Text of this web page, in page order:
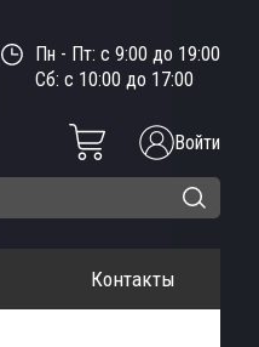
Пн - Пт: с 9:00 до 19:00
Сб: с 10:00 до 17:00
Войти
Контакты